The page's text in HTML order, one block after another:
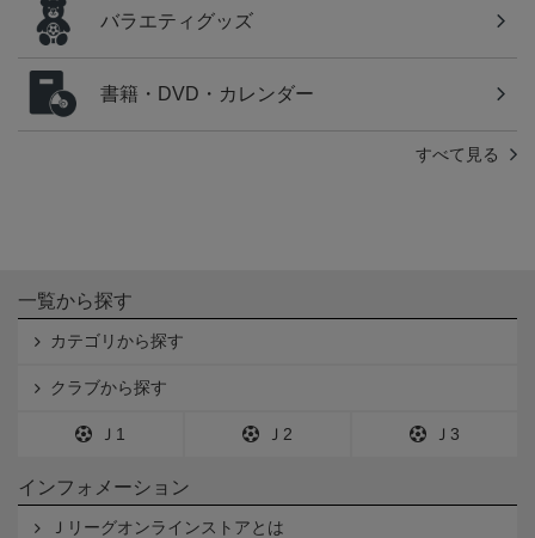
バラエティグッズ
書籍・DVD・カレンダー
すべて見る
一覧から探す
カテゴリから探す
クラブから探す
Ｊ1 Ｊ2 Ｊ3
インフォメーション
Ｊリーグオンラインストアとは